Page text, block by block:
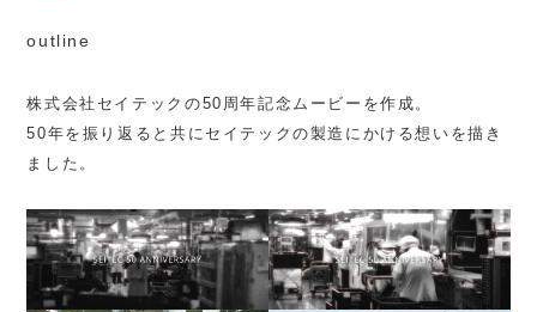
outline
株式会社セイテックの50周年記念ムービーを作成。
50年を振り返ると共にセイテックの製造にかける想いを描き
ました。